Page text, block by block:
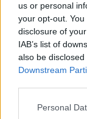
us or personal
your opt-out.
disclosure of
IAB’s list of
also be
Downstream
Personal
θέατρο Πέτρας